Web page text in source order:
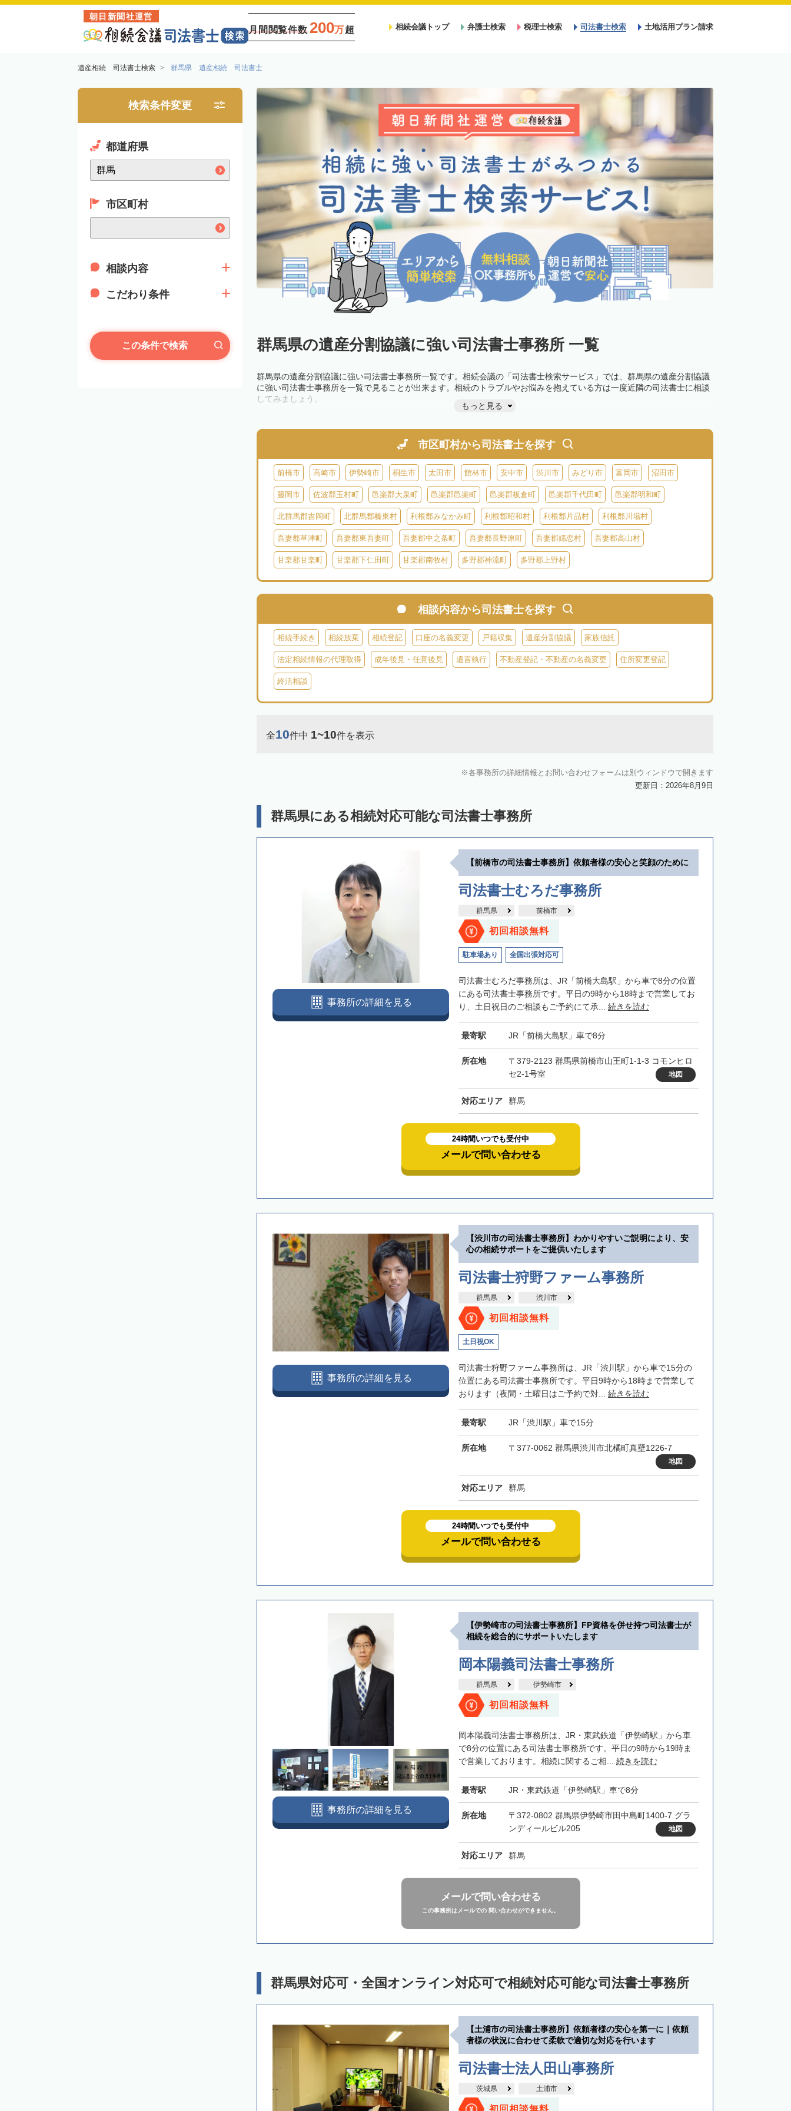
朝日新聞社運営
月間閲覧件数 200万超 相続会議トップ 弁護士検索 税理士検索 司法書士検索 土地活用プラン請求
遺産相続 司法書士検索 群馬県 遺産相続 司法書士
検索条件変更
都道府県
市区町村
相談内容
こだわり条件
この条件で検索 群馬県の遺産分割協議に強い司法書士事務所 一覧
群馬県の遺産分割協議に強い司法書士事務所一覧です。相続会議の「司法書士検索サービス」では、群馬県の遺産分割協議
に強い司法書士事務所を一覧で見ることが出来ます。相続のトラブルやお悩みを抱えている方は一度近隣の司法書士に相談
してみましょう。
もっと見る
市区町村から司法書士を探す
前橋市 高崎市 伊勢崎市 桐生市 太田市 館林市 安中市 渋川市 みどり市 富岡市 沼田市
藤岡市 佐波郡玉村町 邑楽郡大泉町 邑楽郡邑楽町 邑楽郡板倉町 邑楽郡千代田町 邑楽郡明和町
北群馬郡吉岡町 北群馬郡榛東村 利根郡みなかみ町 利根郡昭和村 利根郡片品村 利根郡川場村
吾妻郡草津町 吾妻郡東吾妻町 吾妻郡中之条町 吾妻郡長野原町 吾妻郡嬬恋村 吾妻郡高山村
甘楽郡甘楽町 甘楽郡下仁田町 甘楽郡南牧村 多野郡神流町 多野郡上野村
相談内容から司法書士を探す
相続手続き 相続放棄 相続登記 口座の名義変更 戸籍収集 遺産分割協議 家族信託
法定相続情報の代理取得 成年後見・任意後見 遺言執行 不動産登記・不動産の名義変更 住所変更登記
終活相談
全10件中 1~10件を表示
各事務所の詳細情報とお問い合わせフォームは別ウィンドウで開きます
更新日：2026年8月9日
群馬県にある相続対応可能な司法書士事務所
【前橋市の司法書士事務所】依頼者様の安心と笑顔のために
司法書士むろだ事務所
群馬県 前橋市
初回相談無料
駐車場あり 全国出張対応可
司法書士むろだ事務所は、JR「前橋大島駅」から車で8分の位置
にある司法書士事務所です。平日の9時から18時まで営業してお
り、土日祝日のご相談もご予約にて承... 続きを読む
最寄駅 JR「前橋大島駅」車で8分
所在地
〒379-2123 群馬県前橋市山王町1-1-3 コモンヒロ
セ2-1号室
地図
対応エリア 群馬
事務所の詳細を見る
24時間いつでも受付中
メールで問い合わせる
【渋川市の司法書士事務所】わかりやすいご説明により、安
心の相続サポートをご提供いたします
司法書士狩野ファーム事務所
群馬県 渋川市
初回相談無料
土日祝OK
司法書士狩野ファーム事務所は、JR「渋川駅」から車で15分の
位置にある司法書士事務所です。平日9時から18時まで営業して
おります（夜間・土曜日はご予約で対... 続きを読む
最寄駅 JR「渋川駅」車で15分
所在地 〒377-0062 群馬県渋川市北橘町真壁1226-7
地図
対応エリア 群馬
事務所の詳細を見る
24時間いつでも受付中
メールで問い合わせる
【伊勢崎市の司法書士事務所】FP資格を併せ持つ司法書士が
相続を総合的にサポートいたします
岡本陽義司法書士事務所
群馬県 伊勢崎市
初回相談無料
岡本陽義司法書士事務所は、JR・東武鉄道「伊勢崎駅」から車
で8分の位置にある司法書士事務所です。平日の9時から19時ま
で営業しております。相続に関するご相... 続きを読む
最寄駅 JR・東武鉄道「伊勢崎駅」車で8分
所在地
〒372-0802 群馬県伊勢崎市田中島町1400-7 グラ
ンディールビル205
地図
対応エリア 群馬
事務所の詳細を見る
メールで問い合わせる
この事務所はメールでの 問い合わせができません。
群馬県対応可・全国オンライン対応可で相続対応可能な司法書士事務所
【土浦市の司法書士事務所】依頼者様の安心を第一に｜依頼
者様の状況に合わせて柔軟で適切な対応を行います
司法書士法人田山事務所
茨城県 土浦市
初回相談無料